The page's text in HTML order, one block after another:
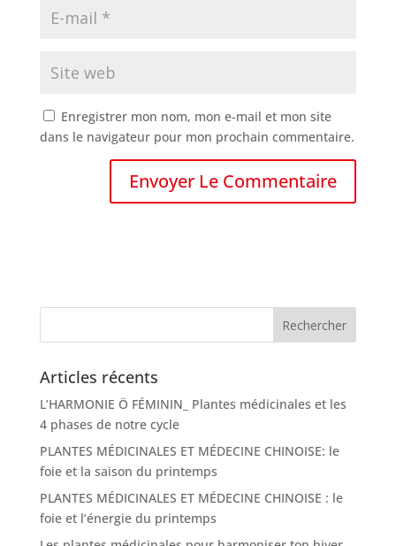
Enregistrer mon nom, mon e-mail et mon site
dans le navigateur pour mon prochain commentaire.
Articles récents
L’HARMONIE Ö FÉMININ_ Plantes médicinales et les
4 phases de notre cycle
PLANTES MÉDICINALES ET MÉDECINE CHINOISE: le
foie et la saison du printemps
PLANTES MÉDICINALES ET MÉDECINE CHINOISE : le
foie et l’énergie du printemps